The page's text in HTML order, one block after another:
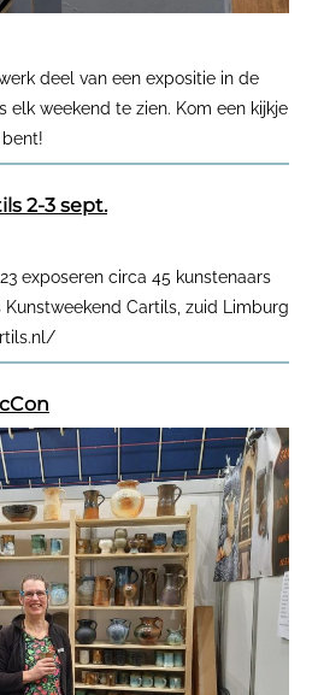
deel van een expositie in de
elk weekend te zien. Kom een kijkje
2-3 sept.
exposeren circa 45 kunstenaars
Cartils, zuid Limburg